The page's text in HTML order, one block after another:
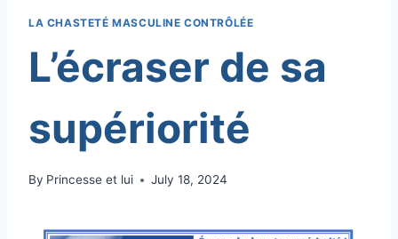
LA CHASTETÉ MASCULINE CONTRÔLÉE
L’écraser de sa
supériorité
By Princesse et lui July 18, 2024